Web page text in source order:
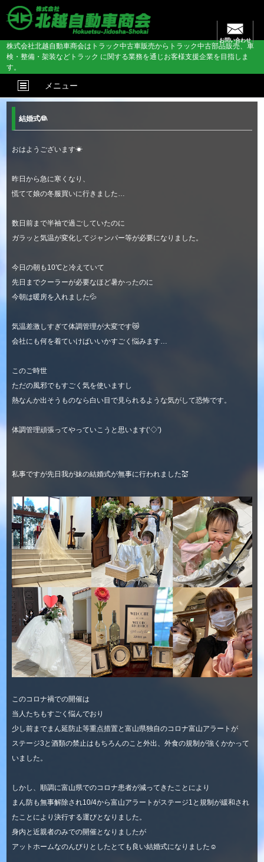
お問い合わせ
株式会社北越自動車商会はトラック中古車販売からトラック中古部品販売、車
検・整備・架装などトラック に関する業務を通じお客様支援企業を目指しま
す。
メニュー
結婚式👰
おはようございます☀
昨日から急に寒くなり、
慌てて娘の冬服買いに行きました…
数日前まで半袖で過ごしていたのに
ガラッと気温が変化してジャンパー等が必要になりました。
今日の朝も10℃と冷えていて
先日までクーラーが必要なほど暑かったのに
今朝は暖房を入れました💦
気温差激しすぎて体調管理が大変です😿
会社にも何を着ていけばいいかすごく悩みます…
このご時世
ただの風邪でもすごく気を使いますし
熱なんか出そうものなら白い目で見られるような気がして恐怖です。
体調管理頑張ってやっていこうと思います(‘◇’)ゞ
私事ですが先日我が妹の結婚式が無事に行われました💒
このコロナ禍での開催は
当人たちもすごく悩んでおり
少し前までまん延防止等重点措置と富山県独自のコロナ富山アラートが
ステージ3と酒類の禁止はもちろんのこと外出、外食の規制が強くかかって
いました。
しかし、順調に富山県でのコロナ患者が減ってきたことにより
まん防も無事解除され10/4から富山アラートがステージ1と規制が緩和され
たことにより決行する運びとなりました。
身内と近親者のみでの開催となりましたが
アットホームなのんびりとしたとても良い結婚式になりました☺